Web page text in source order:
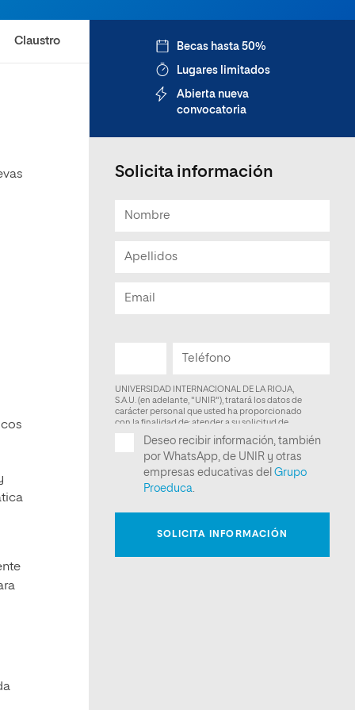
Claustro Becas hasta 50%
Lugares limitados
Abierta nueva
convocatoria
Solicita información